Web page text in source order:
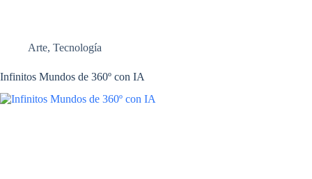
Arte, Tecnología
Infinitos Mundos de 360º con IA